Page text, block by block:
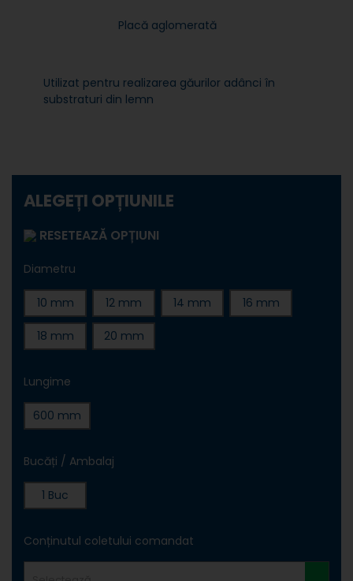
Placă aglomerată
Utilizat pentru realizarea găurilor adânci în
substraturi din lemn
ALEGEȚI OPȚIUNILE
RESETEAZĂ OPȚIUNI
Diametru
10 mm 12 mm 14 mm 16 mm
18 mm 20 mm
Lungime
600 mm
Bucăți / Ambalaj
1 Buc
Conținutul coletului comandat